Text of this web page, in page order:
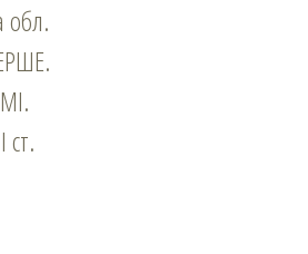
обл.
ст.